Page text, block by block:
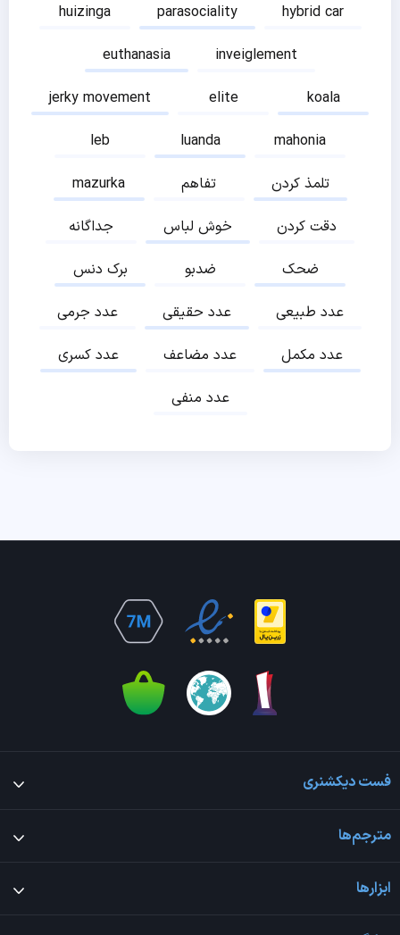
huizinga
parasociality
hybrid car
euthanasia
inveiglement
jerky movement
elite
koala
leb
luanda
mahonia
mazurka
تفاهم
تلمذ کردن
جداگانه
خوش لباس
دقت کردن
برک دنس
ضدبو
ضحک
عدد جرمی
عدد حقیقی
عدد طبیعی
عدد کسری
عدد مضاعف
عدد مکمل
عدد منفی
فست دیکشنری
مترجم‌ها
ابزارها